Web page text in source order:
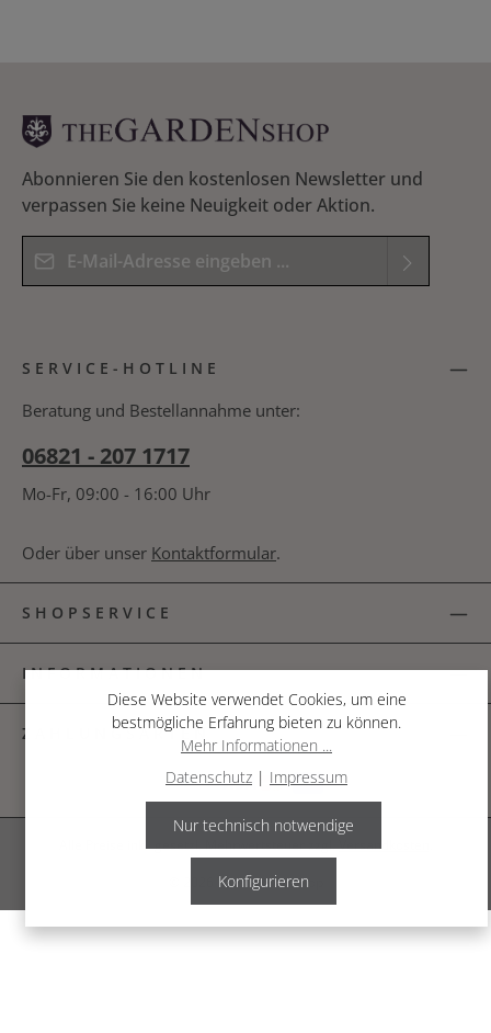
Abonnieren Sie den kostenlosen Newsletter und
verpassen Sie keine Neuigkeit oder Aktion.
E-Mail-Adresse*
Kenntnis genommen und die
Bitte geben Sie das Ergebnis der Gleichung in das
nachfolgende Textfeld ein. *
SERVICE-HOTLINE
Beratung und Bestellannahme unter:
06821 - 207 1717
Mo-Fr, 09:00 - 16:00 Uhr
Oder über unser Kontaktformular.
SHOPSERVICE
INFORMATIONEN
ZAHLUNGSARTEN
© 2026 The Garden Shop
Alle Preise inkl. gesetzl. Mehrwertsteuer zzgl.Versandkosten
Diese Website verwendet Cookies, um eine
bestmögliche Erfahrung bieten zu können.
Mehr Informationen ...
Datenschutz | Impressum
Nur technisch notwendige
Konfigurieren